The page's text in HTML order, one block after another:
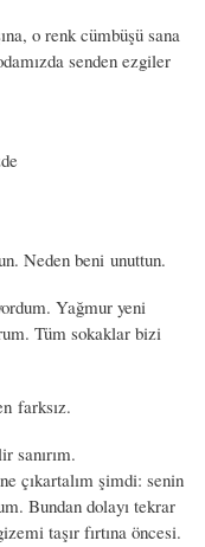
o renk cümbüşü sana
senden ezgiler
Neden beni unuttun.
Yağmur yeni
Tüm sokaklar bizi
farksız.
sanırım.
çıkartalım şimdi: senin
Bundan dolayı tekrar
taşır fırtına öncesi.